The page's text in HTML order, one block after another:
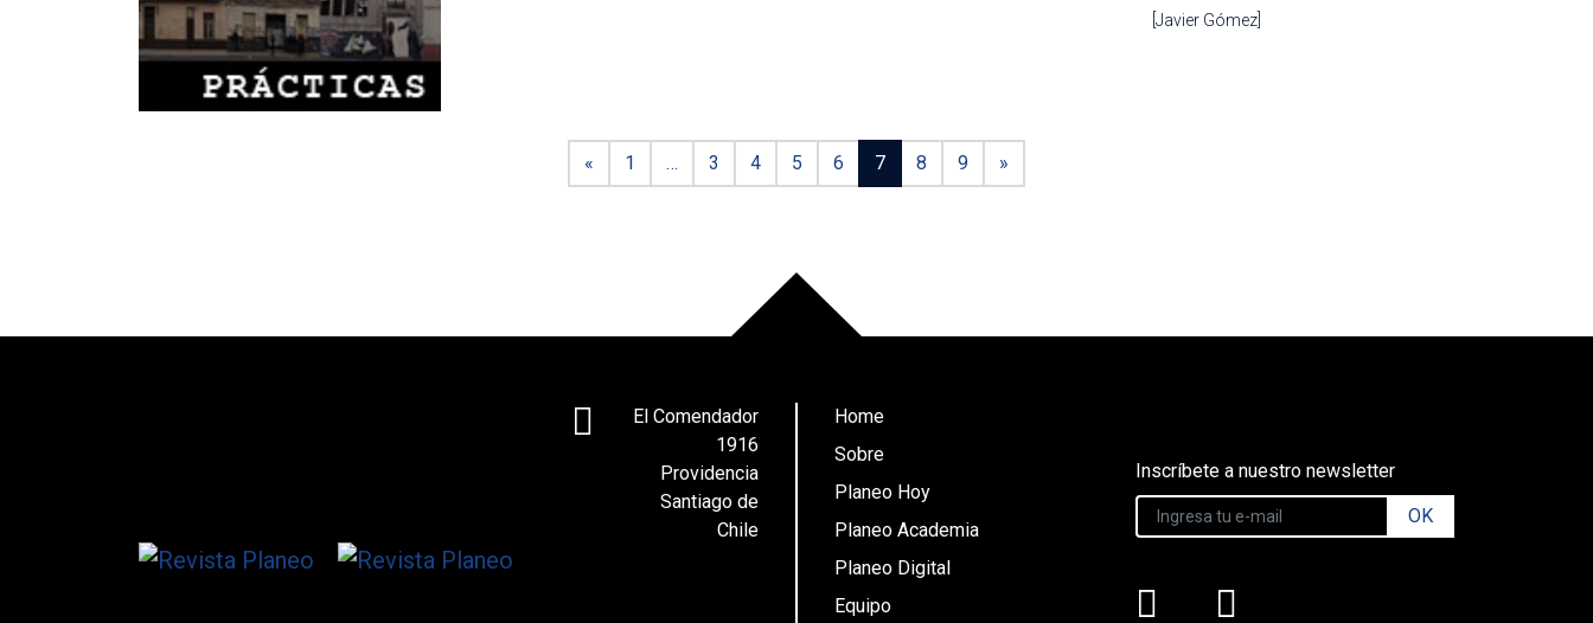
[Javier Gómez]
« 1 … 3 4 5 6 7 8 9 »
El Comendador
1916
Providencia
Santiago de
Chile
Home
Sobre
Planeo Hoy
Planeo Academia
Planeo Digital
Equipo
Inscríbete a nuestro newsletter
OK